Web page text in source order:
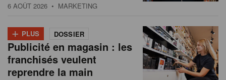
6 AOÛT 2026 • MARKETING
+ PLUS DOSSIER
Publicité en magasin : les
franchisés veulent
reprendre la main